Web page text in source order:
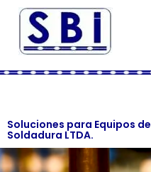
Soluciones para Equipos de
Soldadura LTDA.